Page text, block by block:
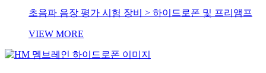
초음파 음장 평가 시험 장비 > 하이드로폰 및 프리앰프
VIEW MORE